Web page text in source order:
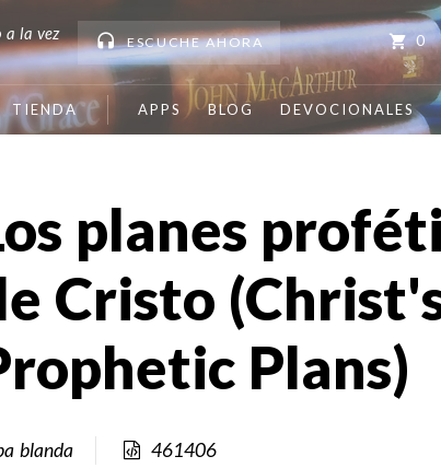
a la vez
ESCUCHE AHORA 0
TIENDA APPS BLOG DEVOCIONALES
planes
Cristo
Plans)
blanda 461406